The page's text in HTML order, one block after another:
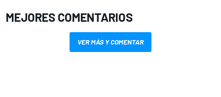
MEJORES COMENTARIOS
VER MÁS Y COMENTAR